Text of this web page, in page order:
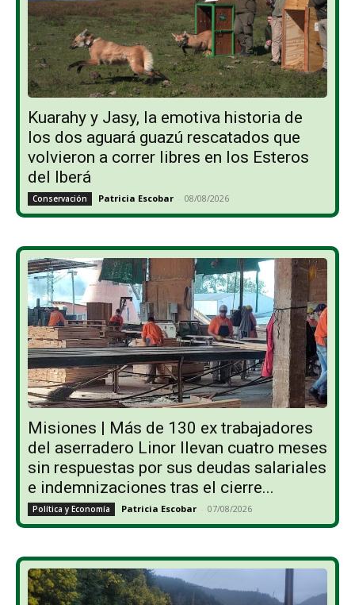
Kuarahy y Jasy, la emotiva historia de
los dos aguará guazú rescatados que
volvieron a correr libres en los Esteros
del Iberá
Conservación Patricia Escobar - 08/08/2026
Misiones | Más de 130 ex trabajadores
del aserradero Linor llevan cuatro meses
sin respuestas por sus deudas salariales
e indemnizaciones tras el cierre...
Política y Economía Patricia Escobar - 07/08/2026